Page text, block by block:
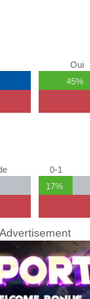
Oui
45%
0-1
17%
Advertisement